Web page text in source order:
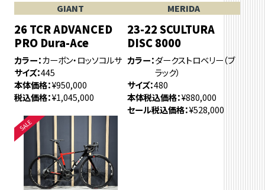
GIANT
26 TCR ADVANCED
PRO Dura-Ace
カラー カーボン・ロッソコルサ
サイズ 445
本体価格 ¥950,000
税込価格 ¥1,045,000
MERIDA
23-22 SCULTURA
DISC 8000
カラー ダークストロベリー（ブ
ラック）
サイズ 480
本体税込価格 ¥880,000
セール税込価格 ¥528,000